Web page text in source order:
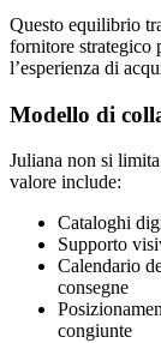
Questo equilibrio
fornitore strategico
l’esperienza di
Modello di
Juliana non si
valore include:
Cataloghi
Supporto
Calendario
consegne
congiunte